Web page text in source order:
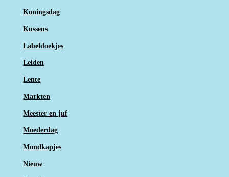
Koningsdag
Kussens
Labeldoekjes
Leiden
Lente
Markten
Meester en juf
Moederdag
Mondkapjes
Nieuw